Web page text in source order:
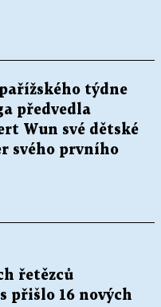
týdne
předvedla
Wun své dětské
svého prvního
řetězců
přišlo 16 nových